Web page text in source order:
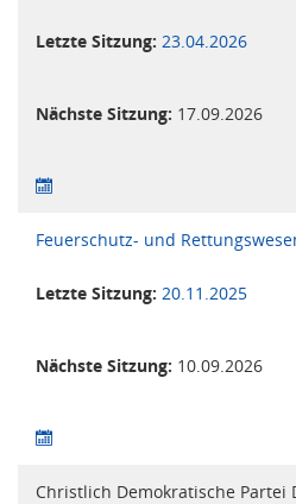
Letzte Sitzung: 23.04.2026
Nächste Sitzung: 17.09.2026
Feuerschutz- und
Letzte Sitzung: 20.11.2025
Nächste Sitzung: 10.09.2026
Christlich Demokratische Partei